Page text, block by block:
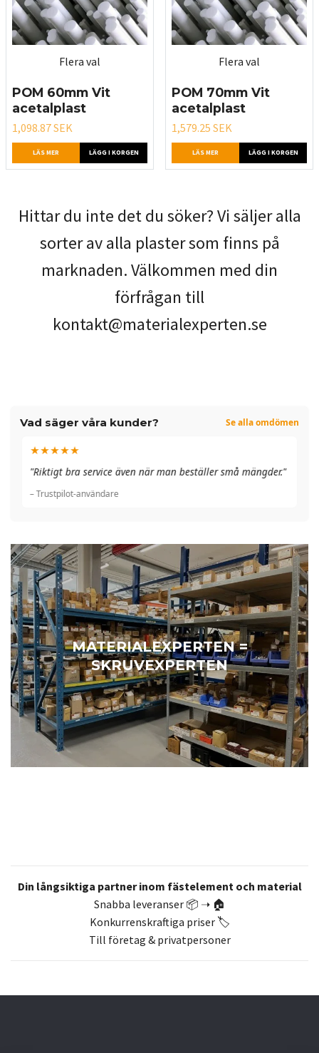
Vad säger våra kunder? Se alla omdömen
★★★★★
"Riktigt bra service även när man beställer små mängder."
– Trustpilot-användare
MATERIALEXPERTEN =
SKRUVEXPERTEN
Din långsiktiga partner inom fästelement och material
Snabba leveranser 📦 ➝ 🏠
Konkurrenskraftiga priser 🏷️
Till företag & privatpersoner
Flera val
POM 60mm Vit
acetalplast
1,098.87 SEK
LÄS MER LÄGG I KORGEN
Flera val
POM 70mm Vit
acetalplast
1,579.25 SEK
LÄS MER LÄGG I KORGEN
Hittar du inte det du söker? Vi säljer alla
sorter av alla plaster som finns på
marknaden. Välkommen med din
förfrågan till
kontakt@materialexperten.se